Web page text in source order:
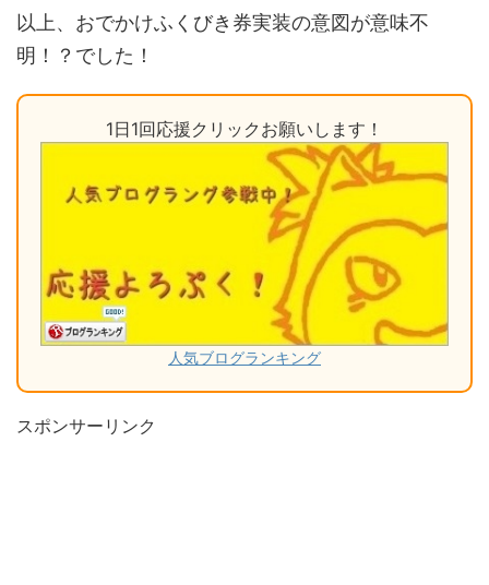
以上、おでかけふくびき券実装の意図が意味不
明！？でした！
1日1回応援クリックお願いします！
人気ブログランキング
スポンサーリンク